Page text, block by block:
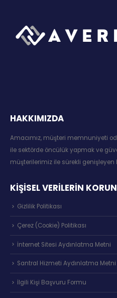
HAKKIMIZDA
Amacımız, müşteri memnuniyeti
ile sektörde öncülük yapmak ve
müşterilerimiz ile sürekli genişleyen
KİŞİSEL VERİLERİN
Gizlilik Politikası
Çerez (Cookie) Politikası
İnternet Sitesi Aydınlatma Metni
Santral Hizmeti Aydınlatma Metni
İlgili Kişi Başvuru Formu